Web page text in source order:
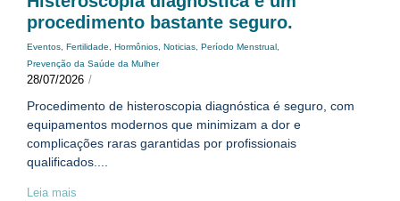
procedimento bastante seguro.
Eventos, Fertilidade, Hormônios, Noticias, Período Menstrual,
Prevenção da Saúde da Mulher
28/07/2026 /
Procedimento de histeroscopia diagnóstica é seguro, com
equipamentos modernos que minimizam a dor e
complicações raras garantidas por profissionais
qualificados....
Leia mais